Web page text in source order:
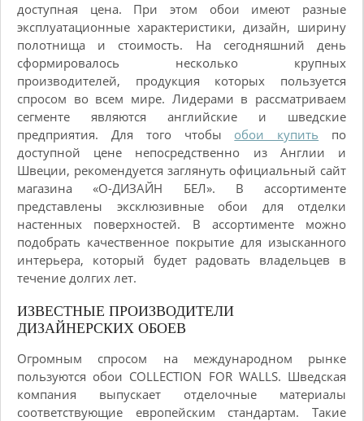
доступная цена. При этом обои имеют разные
эксплуатационные характеристики, дизайн, ширину
полотнища и стоимость. На сегодняшний день
сформировалось несколько крупных
производителей, продукция которых пользуется
спросом во всем мире. Лидерами в рассматриваем
сегменте являются английские и шведские
предприятия. Для того чтобы обои купить по
доступной цене непосредственно из Англии и
Швеции, рекомендуется заглянуть официальный сайт
магазина «О-ДИЗАЙН БЕЛ». В ассортименте
представлены эксклюзивные обои для отделки
настенных поверхностей. В ассортименте можно
подобрать качественное покрытие для изысканного
интерьера, который будет радовать владельцев в
течение долгих лет.
ИЗВЕСТНЫЕ ПРОИЗВОДИТЕЛИ
ДИЗАЙНЕРСКИХ ОБОЕВ
Огромным спросом на международном рынке
пользуются обои COLLECTION FOR WALLS. Шведская
компания выпускает отделочные материалы
соответствующие европейским стандартам. Такие